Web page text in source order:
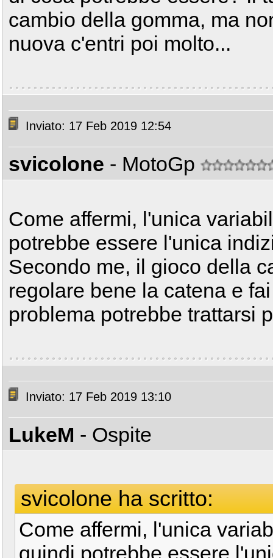
cambio della gomma, ma
nuova c'entri poi molto...
Inviato: 17 Feb 2019 12:54
svicolone - MotoGp
Come affermi, l'unica
potrebbe essere l'unica
Secondo me, il gioco della
regolare bene la catena e
problema potrebbe trattarsi
Inviato: 17 Feb 2019 13:10
LukeM - Ospite
svicolone ha scritto:
Come affermi, l'unica
quindi potrebbe essere